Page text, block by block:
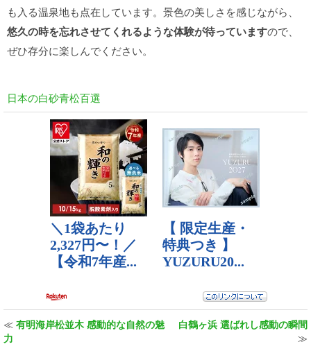
も入る温泉地も点在しています。景色の美しさを感じながら、
悠久の時を忘れさせてくれるような体験が待っていますので、
ぜひ存分に楽しんでください。
日本の白砂青松百選
≪ 有明海岸松並木 感動的な自然の魅
力
白鶴ヶ浜 選ばれし感動の瞬間
≫